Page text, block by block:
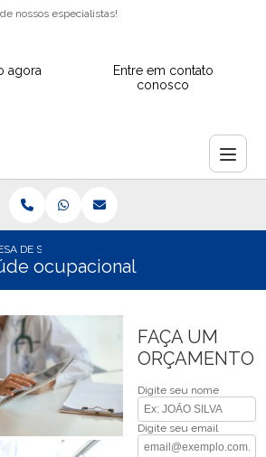
nossos especialistas!
agora
Entre em contato
conosco
DE SAÚDE OCUPACIONAL
ocupacional
FAÇA UM
ORÇAMENTO
Digite seu nome
Digite seu email